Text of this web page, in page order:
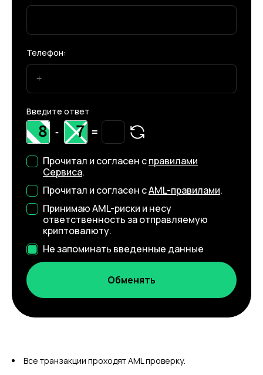
Телефон:
Введите ответ
- =
Прочитал и согласен справилами
Сервиса.
Прочитал и согласен сAML-правилами.
Принимаю AML-риски и несу
ответственность за отправляемую
криптовалюту.
Не запоминать введенные данные
Все транзакции проходят AML проверку.